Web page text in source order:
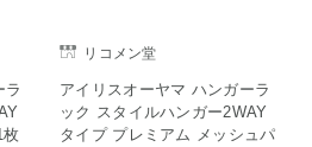
ラ
枚
リコメン堂
アイリスオーヤマ ハンガーラ
ック スタイルハンガー2WAY
タイプ プレミアム メッシュパ